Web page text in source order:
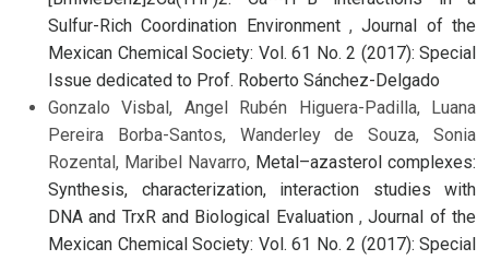
Sulfur-Rich Coordination Environment ,Journal of the
Mexican Chemical Society: Vol. 61 No. 2 (2017): Special
Issue dedicated to Prof. Roberto Sánchez-Delgado
Gonzalo Visbal, Angel Rubén Higuera-Padilla, Luana
Pereira Borba-Santos, Wanderley de Souza, Sonia
Rozental, Maribel Navarro, Metal–azasterol complexes:
Synthesis, characterization, interaction studies with
DNA and TrxR and Biological Evaluation ,Journal of the
Mexican Chemical Society: Vol. 61 No. 2 (2017): Special